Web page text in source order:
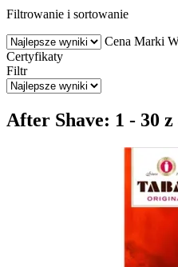
Filtrowanie i sortowanie
Cena Marki
Certyfikaty
Filtr
After Shave: 1 - 30